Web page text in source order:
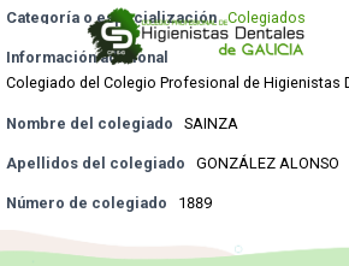
Categoría o especialización Colegiados
Información adicional
Colegiado del Colegio Profesional de Higienistas
Nombre del colegiado SAINZA
Apellidos del colegiado GONZÁLEZ ALONSO
Número de colegiado 1889